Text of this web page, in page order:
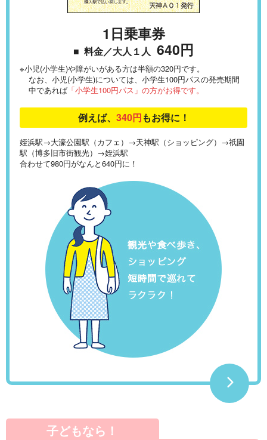
1日乗車券
■ 料金／大人１人 640円
※小児(小学生)や障がいがある方は半額の320円です。
なお、小児(小学生)については、小学生100円パスの発売期間
中であれば 「小学生100円パス」の方がお得です。
例えば、 340円もお得に！
姪浜駅→大濠公園駅（カフェ）→天神駅（ショッピング）→祇園
駅（博多旧市街観光）→姪浜駅
合わせて980円がなんと640円に！
子どもなら！